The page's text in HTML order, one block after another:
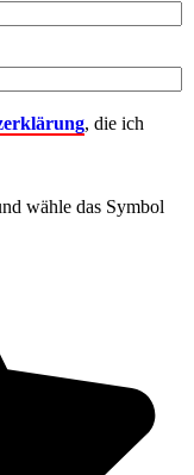
, die ich
wähle das Symbol